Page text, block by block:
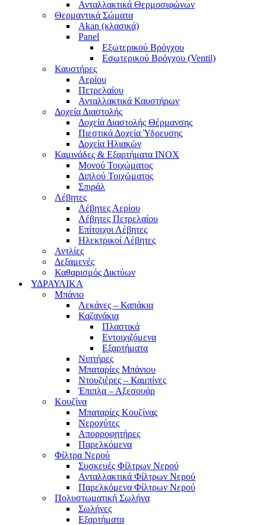
Ανταλλακτικά Θερμοσιφώνων
Θερμαντικά Σώματα
Akan (κλασικά)
Panel
Εξωτερικού Βρόγχου
Εσωτερικού Βρόγχου (Ventil)
Καυστήρες
Αερίου
Πετρελαίου
Ανταλλακτικά Καυστήρων
Δοχεία Διαστολής
Δοχεία Διαστολής Θέρμανσης
Πιεστικά Δοχεία Ύδρευσης
Δοχεία Ηλιακών
Καμινάδες & Εξαρτήματα ΙΝΟΧ
Μονού Τοιχώματος
Διπλού Τοιχώματος
Σπιράλ
Λέβητες
Λέβητες Αερίου
Λέβητες Πετρελαίου
Επίτοιχοι Λέβητες
Ηλεκτρικοί Λέβητες
Αντλίες
Δεξαμενές
Καθαρισμός Δικτύων
ΥΔΡΑΥΛΙΚΑ
Μπάνιο
Λεκάνες – Καπάκια
Καζανάκια
Πλαστικά
Εντοιχιζόμενα
Εξαρτήματα
Νιπτήρες
Μπαταρίες Μπάνιου
Ντουζιέρες – Καμπίνες
Έπιπλα – Αξεσουάρ
Κουζίνα
Μπαταρίες Κουζίνας
Νεροχύτες
Απορροφητήρες
Παρελκόμενα
Φίλτρα Νερού
Συσκευές Φίλτρων Νερού
Ανταλλακτικά Φίλτρων Νερού
Παρελκόμενα Φίλτρων Νερού
Πολυστωματική Σωλήνα
Σωλήνες
Εξαρτήματα